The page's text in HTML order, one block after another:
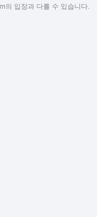
의 입장과 다를 수 있습니다.